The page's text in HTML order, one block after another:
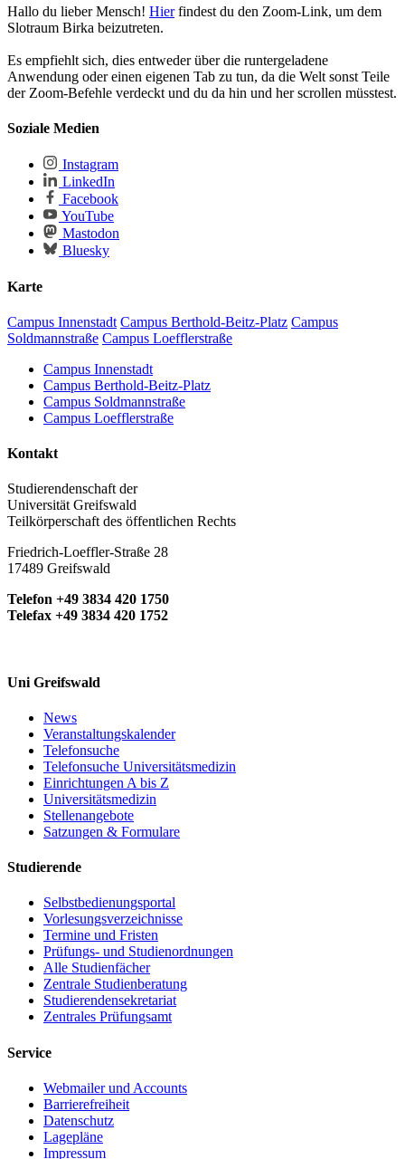
Hallo du lieber Mensch! Hierfindest du den Zoom-Link, um dem
Slotraum Birka beizutreten.
Es empfiehlt sich, dies entweder über die runtergeladene
Anwendung oder einen eigenen Tab zu tun, da die Welt sonst Teile
der Zoom-Befehle verdeckt und du da hin und her scrollen müsstest.
Soziale Medien
Instagram
LinkedIn
Facebook
YouTube
Mastodon
Bluesky
Karte
Campus Innenstadt Campus Berthold-Beitz-Platz Campus
Soldmannstraße Campus Loefflerstraße
Campus Innenstadt
Campus Berthold-Beitz-Platz
Campus Soldmannstraße
Campus Loefflerstraße
Kontakt
Studierendenschaft der
Universität Greifswald
Teilkörperschaft des öffentlichen Rechts
Friedrich-Loeffler-Straße 28
17489 Greifswald
Telefon +49 3834 420 1750
Telefax +49 3834 420 1752
Uni Greifswald
News
Veranstaltungskalender
Telefonsuche
Telefonsuche Universitätsmedizin
Einrichtungen A bis Z
Universitätsmedizin
Stellenangebote
Satzungen & Formulare
Studierende
Selbstbedienungsportal
Vorlesungsverzeichnisse
Termine und Fristen
Prüfungs- und Studienordnungen
Alle Studienfächer
Zentrale Studienberatung
Studierendensekretariat
Zentrales Prüfungsamt
Service
Webmailer und Accounts
Barrierefreiheit
Datenschutz
Lagepläne
Impressum